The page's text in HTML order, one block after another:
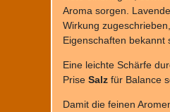
Aroma sorgen.
Wirkung
Eigenschaften bekannt
Eine leichte Schärfe
Prise Salz für Balance
Damit die feinen